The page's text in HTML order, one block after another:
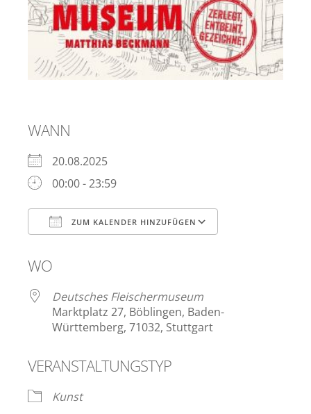
WANN
20.08.2025
00:00 - 23:59
ZUM KALENDER HINZUFÜGEN
WO
Deutsches Fleischermuseum
Marktplatz 27, Böblingen, Baden-
Württemberg, 71032, Stuttgart
VERANSTALTUNGSTYP
Kunst